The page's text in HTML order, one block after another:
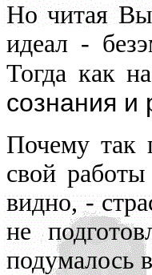
Но читая
идеал -
Тогда как
сознания и
Почему так
свой
видно, -
не
подумалось